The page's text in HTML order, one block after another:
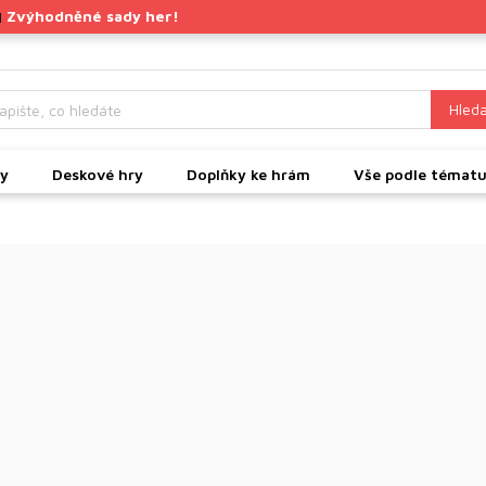
| Zvýhodněné sady her!
Deskové hry Doplňky ke hrám Vše podle tématu